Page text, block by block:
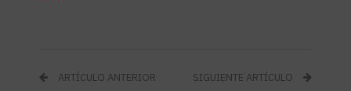
ARTÍCULO ANTERIOR SIGUIENTE ARTÍCULO